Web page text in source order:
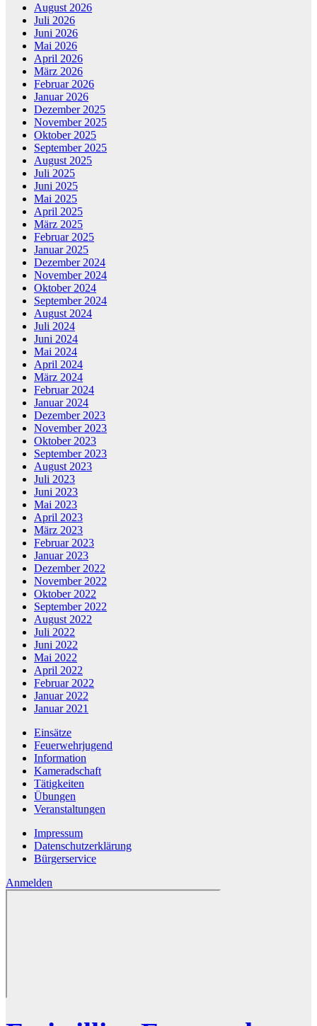
August 2026
Juli 2026
Juni 2026
Mai 2026
April 2026
März 2026
Februar 2026
Januar 2026
Dezember 2025
November 2025
Oktober 2025
September 2025
August 2025
Juli 2025
Juni 2025
Mai 2025
April 2025
März 2025
Februar 2025
Januar 2025
Dezember 2024
November 2024
Oktober 2024
September 2024
August 2024
Juli 2024
Juni 2024
Mai 2024
April 2024
März 2024
Februar 2024
Januar 2024
Dezember 2023
November 2023
Oktober 2023
September 2023
August 2023
Juli 2023
Juni 2023
Mai 2023
April 2023
März 2023
Februar 2023
Januar 2023
Dezember 2022
November 2022
Oktober 2022
September 2022
August 2022
Juli 2022
Juni 2022
Mai 2022
April 2022
Februar 2022
Januar 2022
Januar 2021
Einsätze
Feuerwehrjugend
Information
Kameradschaft
Tätigkeiten
Übungen
Veranstaltungen
Impressum
Datenschutzerklärung
Bürgerservice
Anmelden